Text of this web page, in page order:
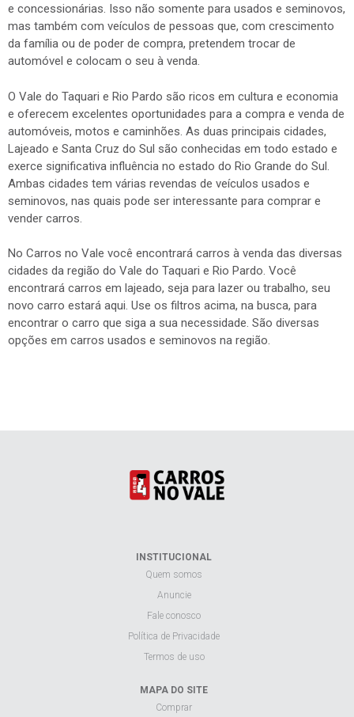
e concessionárias. Isso não somente para usados e seminovos,
mas também com veículos de pessoas que, com crescimento
da família ou de poder de compra, pretendem trocar de
automóvel e colocam o seu à venda.
O Vale do Taquari e Rio Pardo são ricos em cultura e economia
e oferecem excelentes oportunidades para a compra e venda de
automóveis, motos e caminhões. As duas principais cidades,
Lajeado e Santa Cruz do Sul são conhecidas em todo estado e
exerce significativa influência no estado do Rio Grande do Sul.
Ambas cidades tem várias revendas de veículos usados e
seminovos, nas quais pode ser interessante para comprar e
vender carros.
No Carros no Vale você encontrará carros à venda das diversas
cidades da região do Vale do Taquari e Rio Pardo. Você
encontrará carros em lajeado, seja para lazer ou trabalho, seu
novo carro estará aqui. Use os filtros acima, na busca, para
encontrar o carro que siga a sua necessidade. São diversas
opções em carros usados e seminovos na região.
INSTITUCIONAL
Quem somos
Anuncie
Fale conosco
Política de Privacidade
Termos de uso
MAPA DO SITE
Comprar